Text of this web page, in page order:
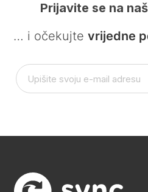
Prijavite se na
… i očekujte vrijedne